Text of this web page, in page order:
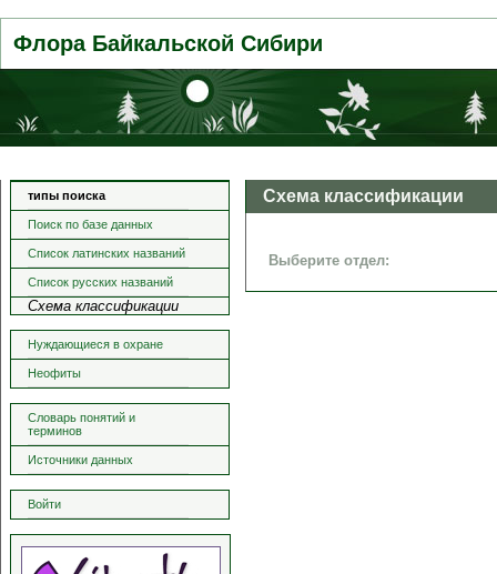
Флора Байкальской Сибири
типы поиска
Поиск по базе данных
Список латинских названий
Список русских названий
Схема классификации
Нуждающиеся в охране
Неофиты
Словарь понятий и
терминов
Источники данных
Войти
Схема классификации
Выберите отдел: